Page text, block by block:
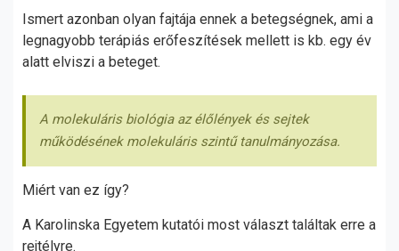
Ismert azonban olyan fajtája ennek a betegségnek, ami a
legnagyobb terápiás erőfeszítések mellett is kb. egy év
alatt elviszi a beteget.
A molekuláris biológia az élőlények és sejtek
működésének molekuláris szintű tanulmányozása.
Miért van ez így?
A Karolinska Egyetem kutatói most választ találtak erre a
rejtélyre.